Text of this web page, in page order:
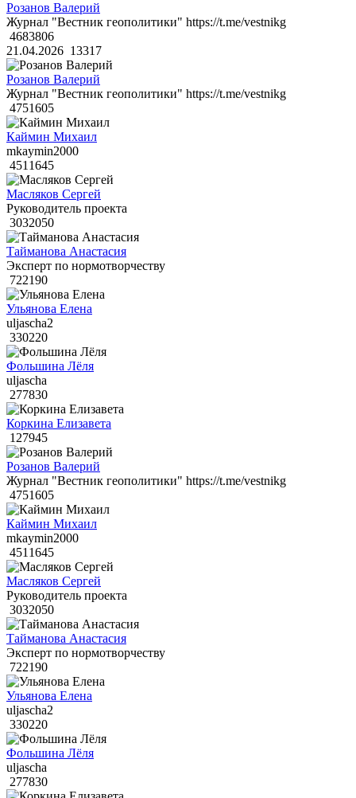
Розанов Валерий
Журнал "Вестник геополитики" https://t.me/vestnikg
4683806
21.04.2026 13317
Розанов Валерий
Журнал "Вестник геополитики" https://t.me/vestnikg
4751605
Каймин Михаил
mkaymin2000
4511645
Масляков Сергей
Руководитель проекта
3032050
Тайманова Анастасия
Эксперт по нормотворчеству
722190
Ульянова Елена
uljascha2
330220
Фольшина Лёля
uljascha
277830
Коркина Елизавета
127945
Розанов Валерий
Журнал "Вестник геополитики" https://t.me/vestnikg
4751605
Каймин Михаил
mkaymin2000
4511645
Масляков Сергей
Руководитель проекта
3032050
Тайманова Анастасия
Эксперт по нормотворчеству
722190
Ульянова Елена
uljascha2
330220
Фольшина Лёля
uljascha
277830